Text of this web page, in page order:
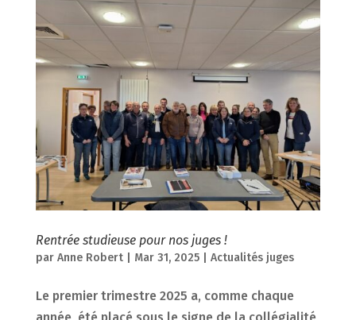
Rentrée studieuse pour nos juges !
par Anne Robert| Mar 31, 2025| Actualités juges
Le premier trimestre 2025 a, comme chaque